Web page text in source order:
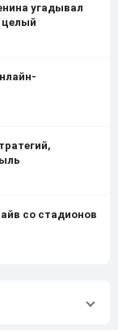
угадывал
целый
со стадионов